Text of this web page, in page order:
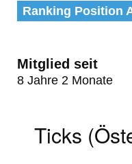
Ranking Position
Mitglied seit
8 Jahre 2 Monate
Ticks